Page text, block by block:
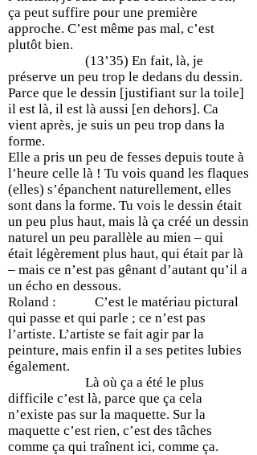
ça peut suffire pour une première
approche. C’est même pas mal, c’est
plutôt bien.
(13’35) En fait, là, je
préserve un peu trop le dedans du dessin.
Parce que le dessin [justifiant sur la toile]
il est là, il est là aussi [en dehors]. Ca
vient après, je suis un peu trop dans la
forme.
Elle a pris un peu de fesses depuis toute à
l’heure celle là ! Tu vois quand les flaques
(elles) s’épanchent naturellement, elles
sont dans la forme. Tu vois le dessin était
un peu plus haut, mais là ça créé un dessin
naturel un peu parallèle au mien – qui
était légèrement plus haut, qui était par là
– mais ce n’est pas gênant d’autant qu’il a
un écho en dessous.
Roland : C’est le matériau pictural
qui passe et qui parle ; ce n’est pas
l’artiste. L’artiste se fait agir par la
peinture, mais enfin il a ses petites lubies
également.
Là où ça a été le plus
difficile c’est là, parce que ça cela
n’existe pas sur la maquette. Sur la
maquette c’est rien, c’est des tâches
comme ça qui traînent ici, comme ça.